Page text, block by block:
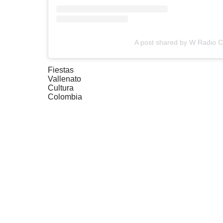
A post shared by W Radio
Fiestas
Vallenato
Cultura
Colombia